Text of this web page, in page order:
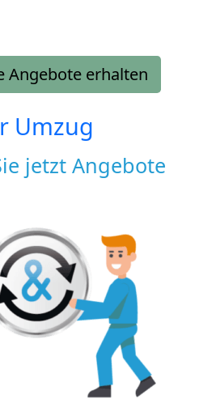
Angebote erhalten
Umzug
jetzt Angebote